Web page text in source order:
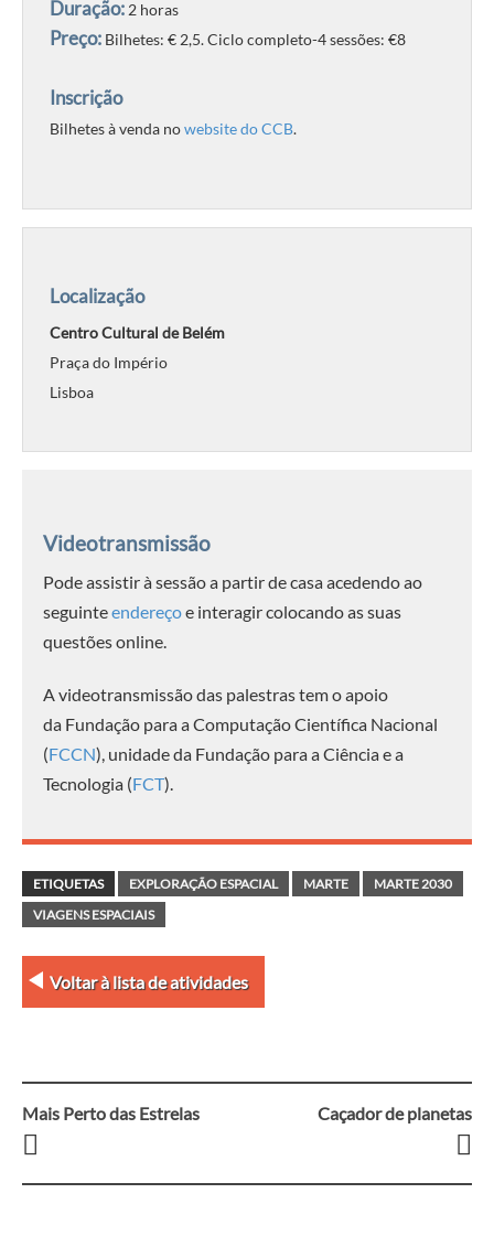
Duração: 2 horas
Preço: Bilhetes: € 2,5. Ciclo completo-4 sessões: €8
Inscrição
Bilhetes à venda nowebsite do CCB.
Localização
Centro Cultural de Belém
Praça do Império
Lisboa
Videotransmissão
Pode assistir à sessão a partir de casa acedendo ao
seguinteendereçoe interagir colocando as suas
questões online.
A videotransmissão das palestras tem o apoio
da Fundação para a Computação Científica Nacional
(FCCN), unidade da Fundação para a Ciência e a
Tecnologia (FCT).
ETIQUETAS EXPLORAÇÃO ESPACIAL MARTE
MARTE 2030
VIAGENS ESPACIAIS
Voltar à lista de atividades
Navegação
entre
Mais Perto das Estrelas Caçador de planetas